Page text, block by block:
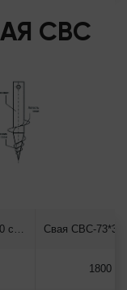
СВС
1800